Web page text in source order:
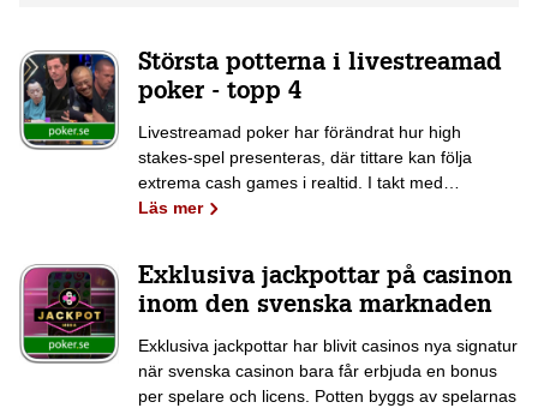
Största potterna i livestreamad
poker - topp 4
Livestreamad poker har förändrat hur high
stakes-spel presenteras, där tittare kan följa
extrema cash games i realtid. I takt med…
Läs mer
Exklusiva jackpottar på casinon
inom den svenska marknaden
Exklusiva jackpottar har blivit casinos nya signatur
när svenska casinon bara får erbjuda en bonus
per spelare och licens. Potten byggs av spelarnas